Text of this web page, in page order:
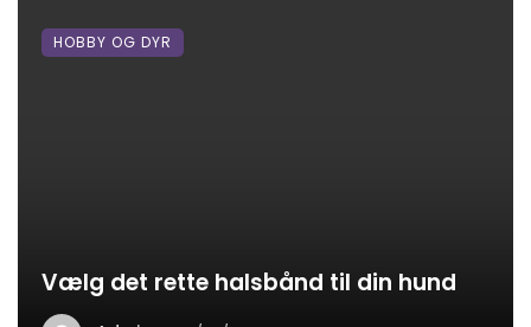
Vælg det rette halsbånd til din hund
HOBBY OG DYR